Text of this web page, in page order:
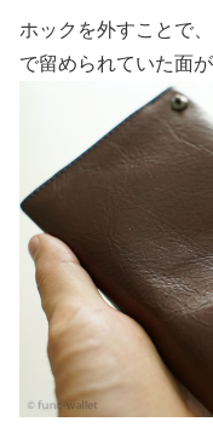
ホックを外すことで
で留められていた面が